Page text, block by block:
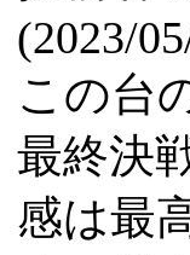
(2023/
この台
最終決
感は最